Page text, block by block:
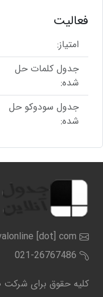
فعالیت
امتیاز:
جدول کلمات حل
شده:
جدول سودوکو حل
شده:
[dot] com
021-26767486
کلیه حقوق برای